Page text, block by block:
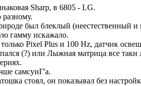
Sharp, в 6805 - LG.
был блеклый (неестественный и
гамму искажало.
Pixel Plus и 100 Hz, датчик
(?) или Лыжная матрица все
самсунГ'а.
стоял, он показывал без